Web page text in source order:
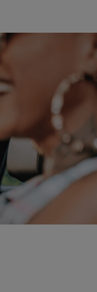
fenêtre
fenêtre